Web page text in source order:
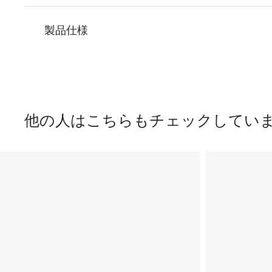
製品仕様
他の人はこちらもチェックしてい